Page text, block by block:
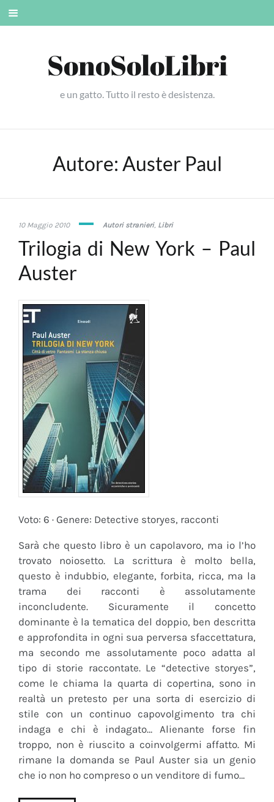
Skip
SonoSoloLibri
e un gatto. Tutto il resto è desistenza.
Autore: Auster Paul
10 Maggio 201019
2016
Autori stranieri, Libri
Trilogia di New York – Paul
Auster
Voto: 6 · Genere: Detective storyes, racconti
Sarà che questo libro è un capolavoro, ma io l’ho
trovato noiosetto. La scrittura è molto bella,
questo è indubbio, elegante, forbita, ricca, ma la
trama dei racconti è assolutamente
inconcludente. Sicuramente il concetto
dominante è la tematica del doppio, ben descritta
e approfondita in ogni sua perversa sfaccettatura,
ma secondo me assolutamente poco adatta al
tipo di storie raccontate. Le “detective storyes”,
come le chiama la quarta di copertina, sono in
realtà un pretesto per una sorta di esercizio di
stile con un continuo capovolgimento tra chi
indaga e chi è indagato… Alienante forse fin
troppo, non è riuscito a coinvolgermi affatto. Mi
rimane la domanda se Paul Auster sia un genio
che io non ho compreso o un venditore di fumo…